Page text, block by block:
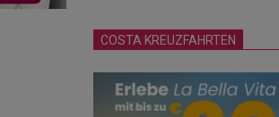
COSTA KREUZFAHRTEN